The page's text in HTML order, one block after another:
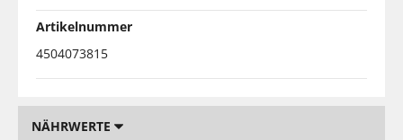
Artikelnummer
4504073815
NÄHRWERTE